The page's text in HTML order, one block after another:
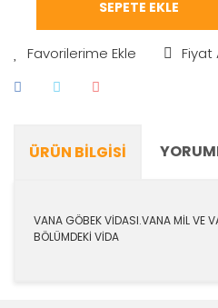
SEPETE EKLE
Fiyat
ÜRÜN BILGISI
VANA GÖBEK VİDASI.VANA MİL VE
BÖLÜMDEKİ VİDA